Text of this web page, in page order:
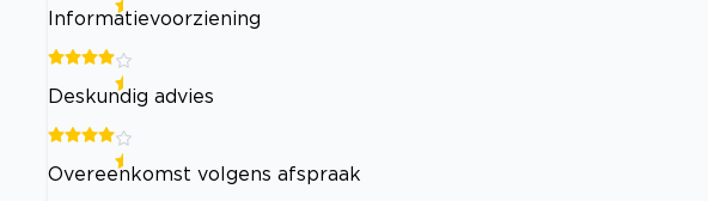
Informatievoorziening
Deskundig advies
Overeenkomst volgens afspraak